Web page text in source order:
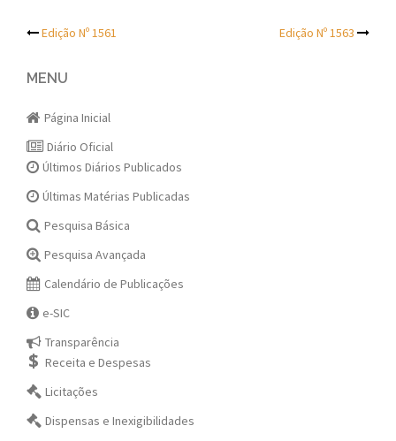
Post
navigation
Edição Nº 1561 Edição Nº 1563
MENU
Página Inicial
Diário Oficial
Últimos Diários Publicados
Últimas Matérias Publicadas
Pesquisa Básica
Pesquisa Avançada
Calendário de Publicações
e-SIC
Transparência
Receita e Despesas
Licitações
Dispensas e Inexigibilidades